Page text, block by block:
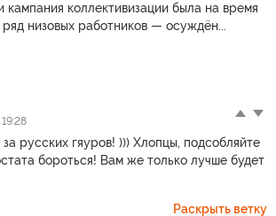
кампания коллективизации была на время
низовых работников — осуждён...
русских гяуров! ))) Хлопцы, подсобляйте
бороться! Вам же только лучше будет
Раскрыть ветку